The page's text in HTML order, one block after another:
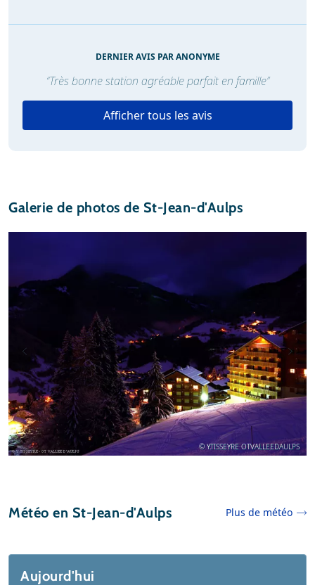
DERNIER AVIS PAR ANONYME
“Très bonne station agréable parfait en famille”
Afficher tous les avis
Galerie de photos de St-Jean-d'Aulps
© Y.TISSEYRE OTVALLEEDAULPS
Météo en St-Jean-d'Aulps Plus de météo
Aujourd'hui